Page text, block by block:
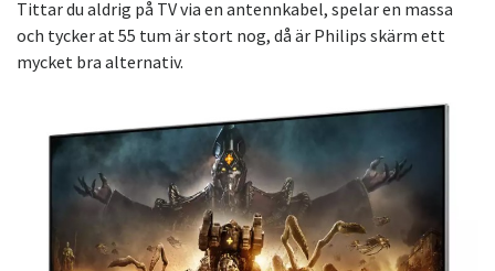
Tittar du aldrig på TV via en antennkabel, spelar en massa
och tycker at 55 tum är stort nog, då är Philips skärm ett
mycket bra alternativ.